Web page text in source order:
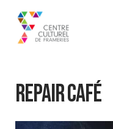
content
REPAIR CAFÉ